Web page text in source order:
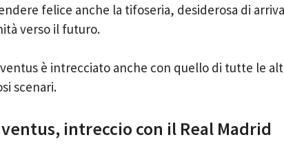
felice anche la tifoseria, desiderosa di
verso il futuro.
è intrecciato anche con quello di tutte le
scenari.
intreccio con il Real Madrid